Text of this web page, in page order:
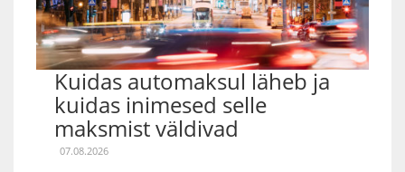
Kuidas automaksul läheb ja
kuidas inimesed selle
maksmist väldivad
07.08.2026